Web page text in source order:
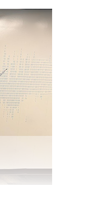
Monate,
hatten beim
im
gleichnamigen
darauf,
(Rocket
up als
mit 75
Euro.
und